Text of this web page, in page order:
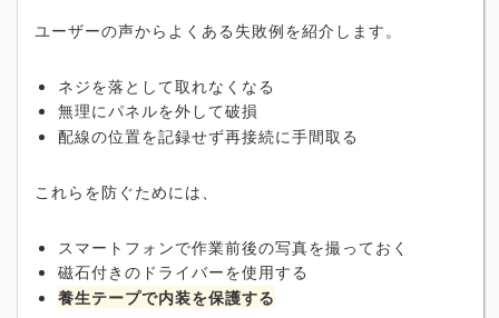
ユーザーの声からよくある失敗例を紹介します。
ネジを落として取れなくなる
無理にパネルを外して破損
配線の位置を記録せず再接続に手間取る
これらを防ぐためには、
スマートフォンで作業前後の写真を撮っておく
磁石付きのドライバーを使用する
養生テープで内装を保護する